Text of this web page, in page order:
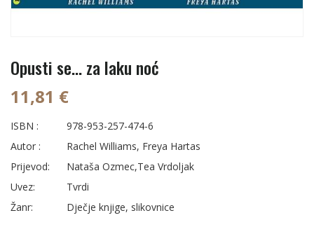
Opusti se... za laku noć
11,81 €
ISBN :
978-953-257-474-6
Autor :
Rachel Williams, Freya Hartas
Prijevod:
Nataša Ozmec,Tea Vrdoljak
Uvez:
Tvrdi
Žanr:
Dječje knjige, slikovnice